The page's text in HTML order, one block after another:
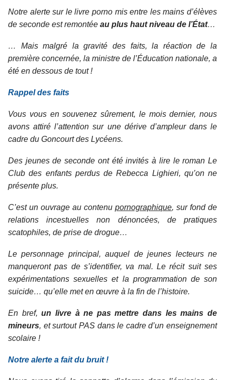
Notre alerte sur le livre porno mis entre les mains d’élèves
de seconde est remontée au plus haut niveau de l’État…
… Mais malgré la gravité des faits, la réaction de la
première concernée, la ministre de l’Éducation nationale, a
été en dessous de tout !
Rappel des faits
Vous vous en souvenez sûrement, le mois dernier, nous
avons attiré l’attention sur une dérive d’ampleur dans le
cadre du Goncourt des Lycéens.
Des jeunes de seconde ont été invités à lire le roman Le
Club des enfants perdusde Rebecca Lighieri, qu’on ne
présente plus.
C’est un ouvrage au contenu pornographique, sur fond de
relations incestuelles non dénoncées, de pratiques
scatophiles, de prise de drogue…
Le personnage principal, auquel de jeunes lecteurs ne
manqueront pas de s’identifier, va mal. Le récit suit ses
expérimentations sexuelles et la programmation de son
suicide… qu’elle met en œuvre à la fin de l’histoire.
En bref,un livre à ne pas mettre dans les mains de
mineurs, et surtout PAS dans le cadre d’un enseignement
scolaire !
Notre alerte a fait du bruit !